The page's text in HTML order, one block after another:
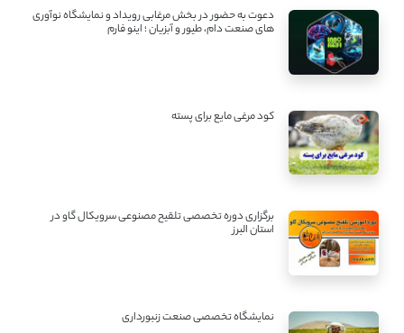
دعوت به حضور در بخش مرغابی رویداد و نمایشگاه نوآوری
های صنعت دام، طیور و آبزیان ؛ اینو فارم
کود مرغی مایع برای پسته
برگزاری دوره تخصصی تلقیح مصنوعی سرویکال گاو در
استان البرز
نمایشگاه تخصصی صنعت زنبورداری